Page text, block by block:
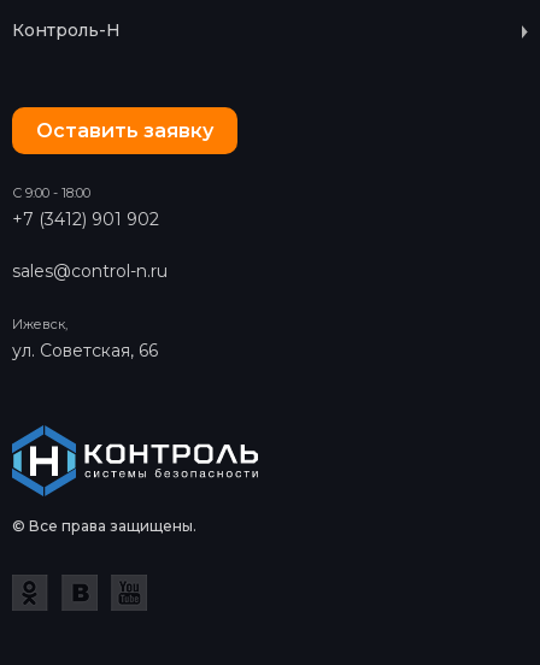
© Все права защищены.
Оставить заявку
С 9:00 - 18:00
+7 (3412) 901 902
sales@control-n.ru
Ижевск,
ул. Советская, 66
Контроль-Н